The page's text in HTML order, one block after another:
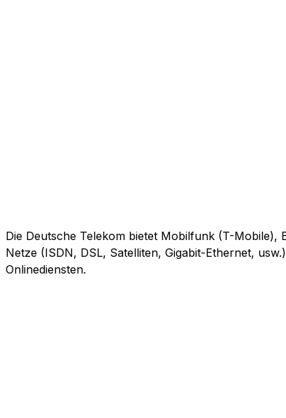
Die Deutsche Telekom bietet Mobilfunk (T-Mobile),
Netze (ISDN, DSL, Satelliten, Gigabit-Ethernet,
Onlinediensten.